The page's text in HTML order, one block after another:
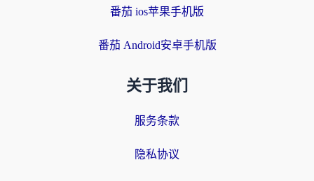
番茄 ios苹果手机版
番茄 Android安卓手机版
关于我们
服务条款
隐私协议